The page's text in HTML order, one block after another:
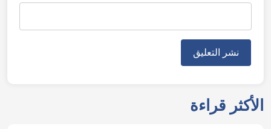
الأكثر قراءة